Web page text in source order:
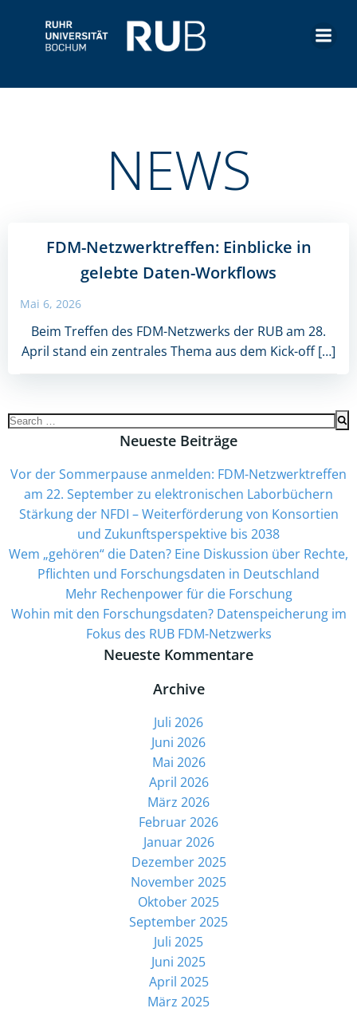
Inhalt
springen
NEWS
FDM-Netzwerktreffen: Einblicke in
gelebte Daten-Workflows
Mai 6, 2026
Beim Treffen des FDM-Netzwerks der RUB am 28.
April stand ein zentrales Thema aus dem Kick-off […]
Search
Neueste Beiträge
Vor der Sommerpause anmelden: FDM-Netzwerktreffen
am 22. September zu elektronischen Laborbüchern
Stärkung der NFDI – Weiterförderung von Konsortien
und Zukunftsperspektive bis 2038
Wem „gehören“ die Daten? Eine Diskussion über Rechte,
Pflichten und Forschungsdaten in Deutschland
Mehr Rechenpower für die Forschung
­Wohin mit den Forschungsdaten? Datenspeicherung im
Fokus des RUB FDM-Netzwerks
Neueste Kommentare
Archive
Juli 2026
Juni 2026
Mai 2026
April 2026
März 2026
Februar 2026
Januar 2026
Dezember 2025
November 2025
Oktober 2025
September 2025
Juli 2025
Juni 2025
April 2025
März 2025